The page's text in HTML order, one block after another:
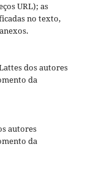
URL); as
no texto,
dos autores
da
autores
da